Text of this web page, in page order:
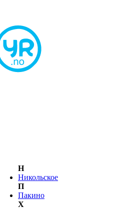
Н
Никольское
П
Пакино
Х